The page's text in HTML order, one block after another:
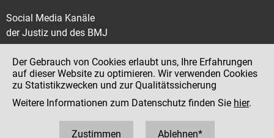
Social Media Kanäle
der Justiz und des BMJ
Impressum
Datenschutz
Der Gebrauch von Cookies erlaubt uns, Ihre Erfahrungen
auf dieser Website zu optimieren. Wir verwenden Cookies
zu Statistikzwecken und zur Qualitätssicherung
Weitere Informationen zum Datenschutz finden Sie hier.
Zustimmen Ablehnen*